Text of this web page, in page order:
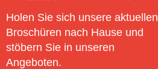
Holen Sie sich unsere aktuellen
Broschüren nach Hause und
stöbern Sie in unseren
Angeboten.